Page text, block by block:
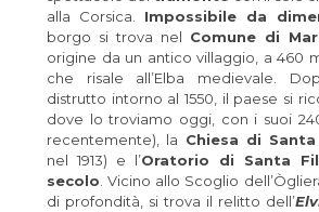
alla Corsica. Impossibile da
borgo si trova nel Comune di
origine da un antico villaggio, a 460
che risale all’Elba medievale.
distrutto intorno al 1550, il paese si
dove lo troviamo oggi, con i suoi
recentemente), la Chiesa di
nel 1913) e l’Oratorio di Santa
secolo. Vicino allo Scoglio
di profondità, si trova il relitto dell’